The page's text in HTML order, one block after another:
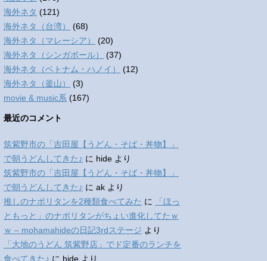
海外ネタ (121)
海外ネタ（台湾）
(68)
海外ネタ（マレーシア）
(20)
海外ネタ（シンガポール）
(37)
海外ネタ（ベトナム・ハノイ）
(12)
海外ネタ（釜山）
(3)
movie & music系 (167)
最近のコメント
筑紫野市の「吉田屋【うどん・そば・丼物】」
で朝うどんしてきた♪ に hide より
筑紫野市の「吉田屋【うどん・そば・丼物】」
で朝うどんしてきた♪ に ak より
推しのナポリタンを2種類食べてみた に
「ほっ
ともっと」のナポリタンがちょい進化してたｗ
ｗ – mohamahideの日記3rdステージ より
「大地のうどん 筑紫野店」でド定番のランチを
食べてきた♪ に hide より